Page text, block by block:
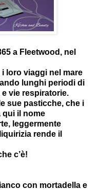
a Fleetwood, nel
loro viaggi nel mare
lunghi periodi di
vie respiratorie.
sue pasticche, che i
qui il nome
leggermente
rende il
c’è!
con mortadella e